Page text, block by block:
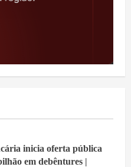
inicia oferta pública
em debêntures |